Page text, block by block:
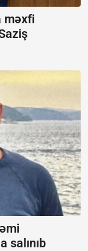
məxfi
salınıb